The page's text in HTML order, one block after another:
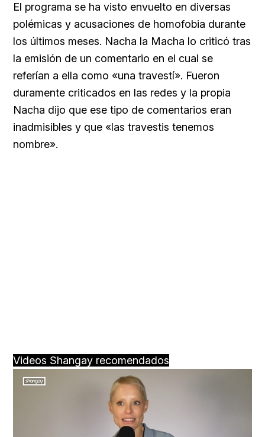
El programa se ha visto envuelto en diversas
polémicas y acusaciones de homofobia durante
los últimos meses. Nacha la Macha lo criticó tras
la emisión de un comentario en el cual se
referían a ella como «una travestí». Fueron
duramente criticados en las redes y la propia
Nacha dijo que ese tipo de comentarios eran
inadmisibles y que «las travestis tenemos
nombre».
Videos Shangay recomendados